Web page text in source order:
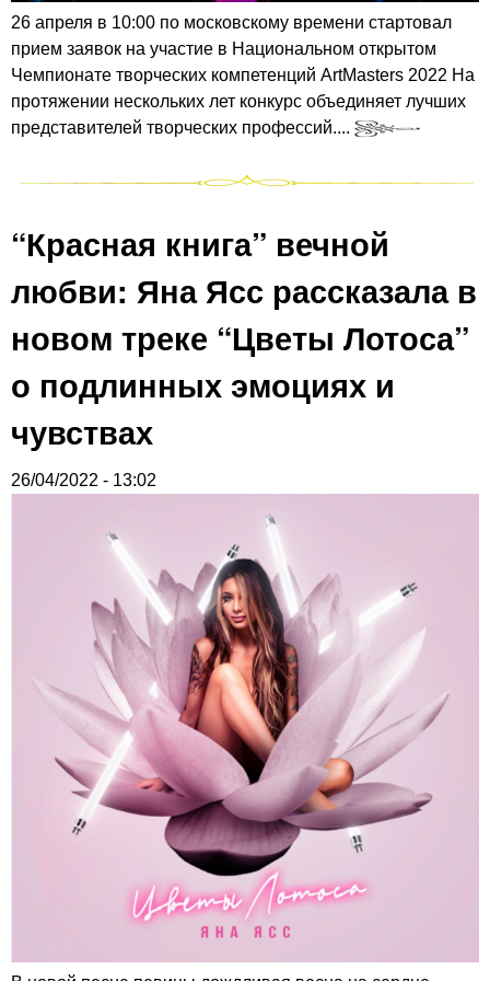
26 апреля в 10:00 по московскому времени стартовал
прием заявок на участие в Национальном открытом
Чемпионате творческих компетенций ArtMasters 2022 На
протяжении нескольких лет конкурс объединяет лучших
представителей творческих профессий....
“Красная книга” вечной
любви: Яна Ясс рассказала в
новом треке “Цветы Лотоса”
о подлинных эмоциях и
чувствах
26/04/2022 - 13:02